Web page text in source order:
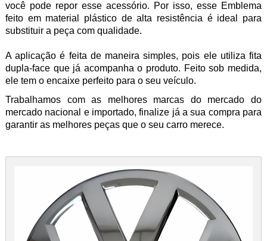
você pode repor esse acessório. Por isso, esse Emblema
feito em material plástico de alta resistência é ideal para
substituir a peça com qualidade.
A aplicação é feita de maneira simples, pois ele utiliza fita
dupla-face que já acompanha o produto. Feito sob medida,
ele tem o encaixe perfeito para o seu veículo.
Trabalhamos com as melhores marcas do mercado do
mercado nacional e importado, finalize já a sua compra para
garantir as melhores peças que o seu carro merece.